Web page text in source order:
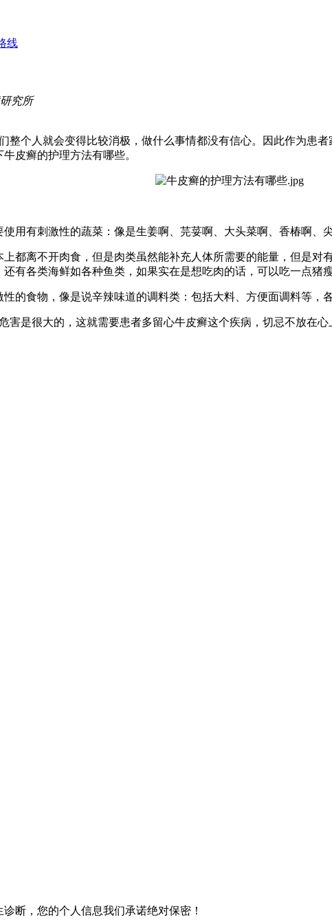
线
究所
整个人就会变得比较消极，做什么事情都没有信心。因此作为患
皮癣的护理方法有哪些。
用有刺激性的蔬菜：像是生姜啊、芫荽啊、大头菜啊、香椿啊、
都离不开肉食，但是肉类虽然能补充人体所需要的能量，但是
有各类海鲜如各种鱼类，如果实在是想吃肉的话，可以吃一点猪
的食物，像是说辛辣味道的调料类：包括大料、方便面调料等，
害是很大的，这就需要患者多留心牛皮癣这个疾病，切忌不放在
断，您的个人信息我们承诺绝对保密！